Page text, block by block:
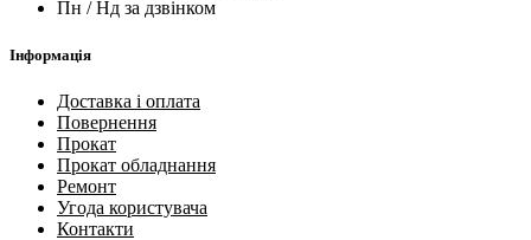
Пн / Нд за дзвінком
Інформація
Доставка і оплата
Повернення
Прокат
Прокат обладнання
Ремонт
Угода користувача
Контакти